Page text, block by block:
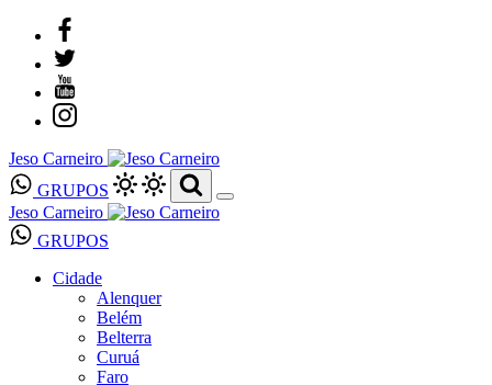
Jeso Carneiro
GRUPOS
Jeso Carneiro
GRUPOS
Cidade
Alenquer
Belém
Belterra
Curuá
Faro